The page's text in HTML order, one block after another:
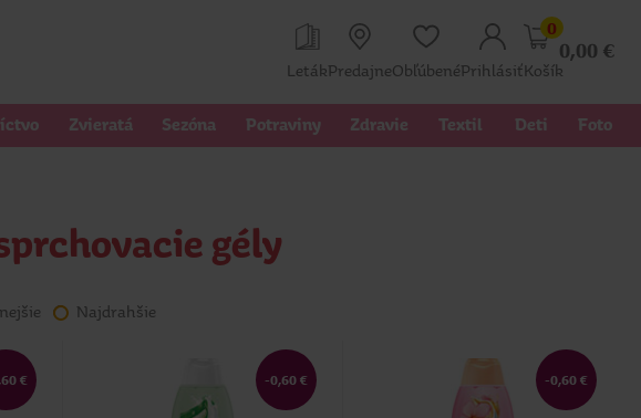
LetákPredajneObľúbenéPrihlásiť
0
0,00 €
Košík
Zvieratá Sezóna Potraviny Zdravie Textil Deti Foto
gély
Najdrahšie
€ -0,60 € -0,60 €